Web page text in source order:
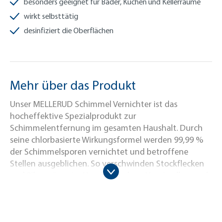
wirkt selbsttätig
desinfiziert die Oberflächen
Mehr über das Produkt
Unser MELLERUD Schimmel Vernichter ist das
hocheffektive Spezialprodukt zur
Schimmelentfernung im gesamten Haushalt. Durch
seine chlorbasierte Wirkungsformel werden 99,99 %
der Schimmelsporen vernichtet und betroffene
Stellen ausgeblichen. So verschwinden Stockflecken
und Pilzansätze im Handumdrehen. Unmittelbar nach